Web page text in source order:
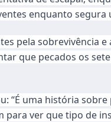
enquanto segura
pela sobrevivência
que pecados os
“É uma história
para ver que tipo de